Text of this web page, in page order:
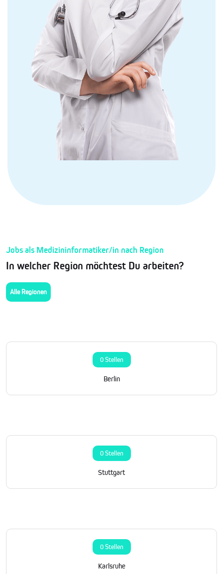
Jobs als Medizininformatiker/in nach Region
In welcher Region möchtest Du arbeiten?
Alle Regionen
0 Stellen
Berlin
0 Stellen
Stuttgart
0 Stellen
Karlsruhe